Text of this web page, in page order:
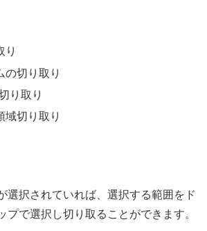
り
の切り取り
り取り
域切り取り
選択されていれば、選択する範囲をド
プで選択し切り取ることができます。